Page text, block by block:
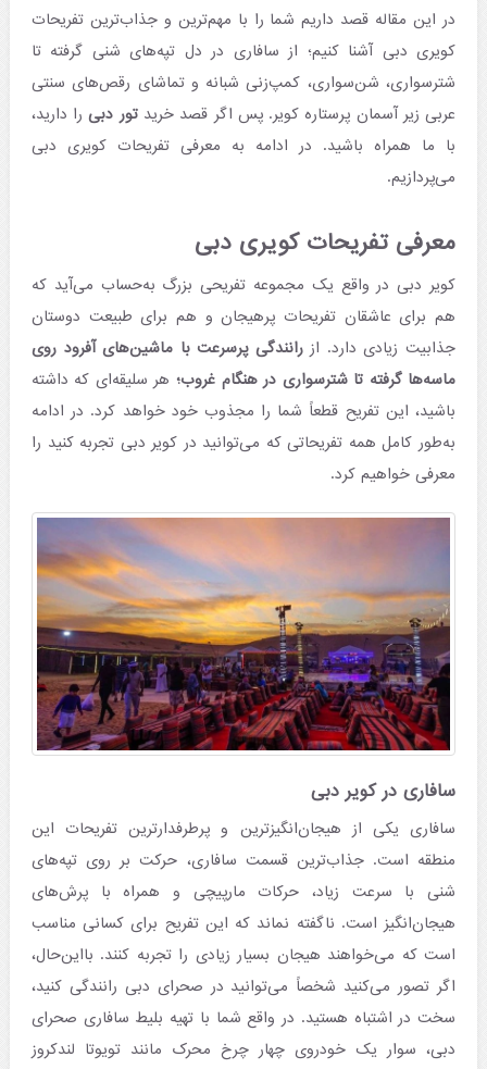
در این مقاله قصد داریم شما را با مهم‌ترین و جذاب‌ترین تفریحات
کویری دبی آشنا کنیم؛ از سافاری در دل تپه‌های شنی گرفته تا
شترسواری، شن‌سواری، کمپ‌زنی شبانه و تماشای رقص‌های سنتی
عربی زیر آسمان پرستاره کویر. پس اگر قصد خریدتور دبیرا دارید،
با ما همراه باشید. در ادامه به معرفی تفریحات کویری دبی
می‌پردازیم.
معرفی تفریحات کویری دبی
کویر دبی در واقع یک مجموعه تفریحی بزرگ به‌حساب می‌آید که
هم برای عاشقان تفریحات پرهیجان و هم برای طبیعت دوستان
جذابیت زیادی دارد. ازرانندگی پرسرعت با ماشین‌های آفرود روی
ماسه‌ها گرفته تا شترسواری در هنگام غروب؛ هر سلیقه‌ای که داشته
باشید، این تفریح قطعاً شما را مجذوب خود خواهد کرد. در ادامه
به‌طور کامل همه تفریحاتی که می‌توانید در کویر دبی تجربه کنید را
معرفی خواهیم کرد.
سافاری در کویر دبی
سافاری یکی از هیجان‌انگیزترین و پرطرفدارترین تفریحات این
منطقه است. جذاب‌ترین قسمت‌ سافاری، حرکت بر روی تپه‌های
شنی با سرعت زیاد، حرکات مارپیچی و همراه با پرش‌های
هیجان‌انگیز است. ناگفته نماند که این تفریح برای کسانی مناسب
است که می‌خواهند هیجان بسیار زیادی را تجربه کنند. بااین‌حال،
اگر تصور می‌کنید شخصاً می‌توانید در صحرای دبی رانندگی کنید،
سخت در اشتباه هستید. در واقع شما با تهیه بلیط سافاری صحرای
دبی، سوار یک خودروی چهار چرخ محرک مانند تویوتا لندکروز